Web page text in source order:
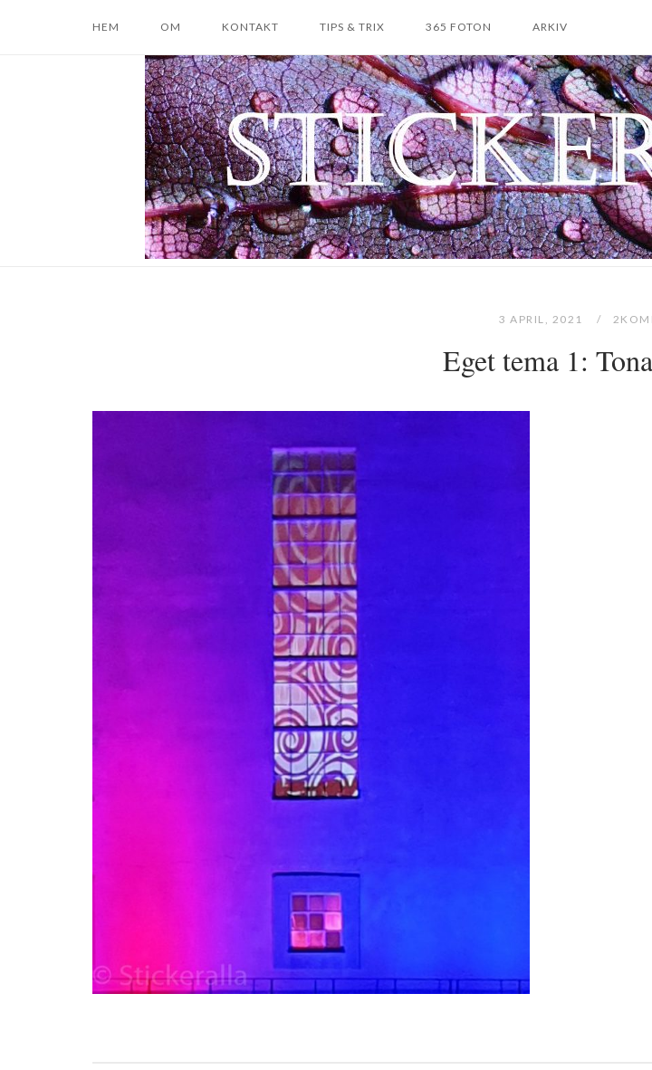
HEM OM KONTAKT TIPS & TRIX 365 FOTON ARKIV
Home
3 APRIL, 2021
Eget tema 1: